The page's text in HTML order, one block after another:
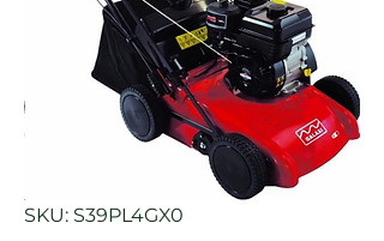
SKU: S39PL4GX0